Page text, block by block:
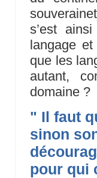
s’est
langage
que les
autant,
domaine ?
" Il faut
sinon
pour qui